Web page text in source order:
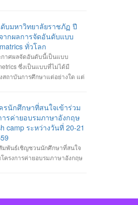
ธิภาพจาก 4G ในหลาย ๆ ด้าน
นวนอุปกรณ์เชื่อมต่อในพื้นที่
อมต่อมากกว่าเดิม ประหยัด
ทั้งการใช้งาน eSIM ก็จะแพร่
เทคโนโลยี AI นั้นเริ่มถูกนำมา
แล้ว และในปี 2020 นี้ก็น่าจะถูก
ลอดเวลา นอกจากนี้เครื่องใช้
ระจำวันที่เป็น IoT และมี AI ใน
Automation ที่ล้ำกว่าเดิม
ณ์หรือเครื่องจักรทำงานได้เอง
เห็นสิ่งเหล่านี้มาอำนวยความ
ใช้แรงงานมนุษย์น้อยลง เช่น
ห็นชอบให้คุรุสภาปรับแก้
พ.ศ.2546 นั้น ขณะนี้คุรุสภา
.ร.บ.สภาครูฯ ฉบับปรับปรุง ให้ที่
วันที่ 29 สิงหาคมนี้ โดยสาระ
น 2 ประเด็นใหญ่ คือ ภาพ
ประสิทธิภาพการดำเนินงาน
วมถึงยังมีความซ้ำซ้อน และไม่
ารคุรุสภา และคณะกรรมการ
อแนวทางแก้ไข โดยปรับลด
ก 39 เหลือ 27 คน แต่ยังคงมี
าวิชาชีพ เพิ่มอายุสูงสุดใน
ะยกเลิกกมว. โดยเพิ่มคณะ
บมหาวิทยาลัยราชภัฏ ปี
ากผลการจัดอันดับแบบ
ทั่วโลก
กาศผลจัดอันดับนี้เป็นแบบ
ซึ่งเป็นแบบที่ไม่ได้มี
ถาบันการศึกษาแต่อย่างใด แต่
นอกเหนือจากการวัดด้วยดัชนี
งานวิจัย แบบที่เรารู้จักกันดี ที่
น หรือมองอีกแง่หนึ่งก็คือ วัด
อิเล็กทรอนิกส์ (E-university)"
รนักศึกษาที่สนใจเข้าร่วม
ารค่ายอบรมภาษาอังกฤษ
camp ระหว่างวันที่ 20-21
มพันธ์เชิญชวนนักศึกษาที่สนใจ
โครงการค่ายอบรมภาษาอังกฤษ
ย์อาจารย์ขนิษฐา อินทะแสง